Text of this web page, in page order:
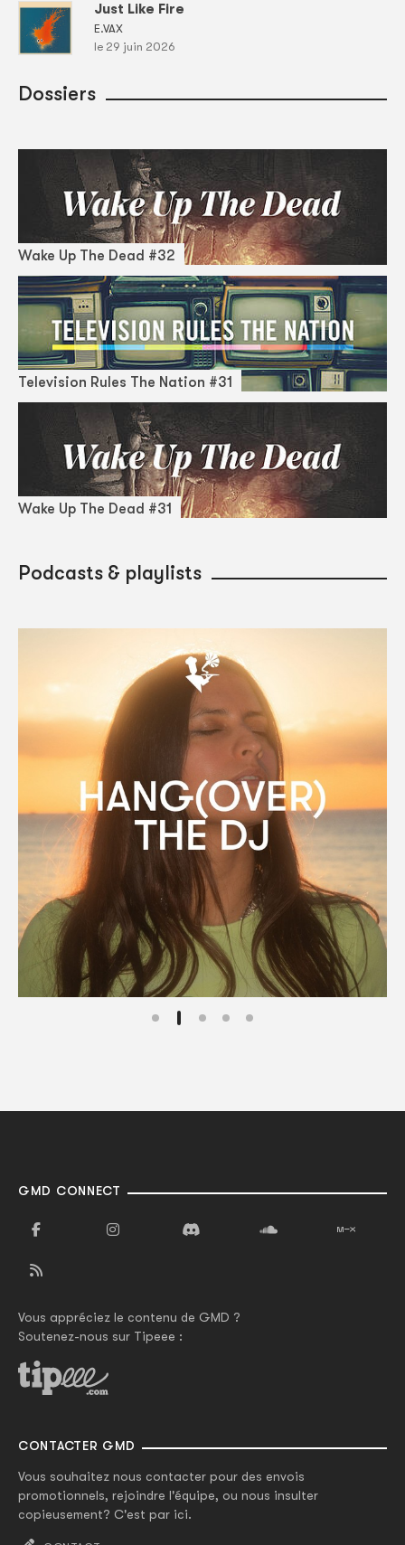
Just Like Fire
E.VAX
le 29 juin 2026
Dossiers
Wake Up The Dead #32
Television Rules The Nation #31
Wake Up The Dead #31
Podcasts & playlists
GMD CONNECT
Vous appréciez le contenu de GMD ?
Soutenez-nous sur Tipeee :
CONTACTER GMD
Vous souhaitez nous contacter pour des envois
promotionnels, rejoindre l'équipe, ou nous insulter
copieusement? C'est par ici.